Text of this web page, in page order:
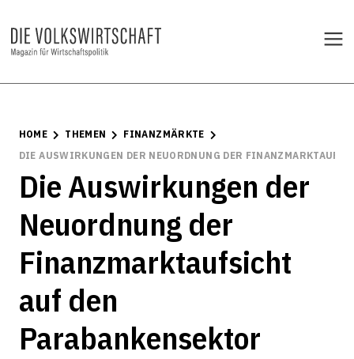
HOME THEMEN
FINANZMÄRKTE
DIE AUSWIRKUNGEN DER NEUORDNUNG DER
Die Auswirkungen der
Neuordnung der
Finanzmarktaufsicht
auf den
Parabankensektor